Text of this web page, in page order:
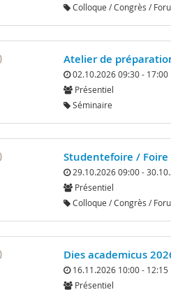
Colloque / Congrès /
Atelier de
02.10.2026 09:30 - 17:00
Présentiel
Séminaire
Studentefoire /
29.10.2026 09:00 -
Présentiel
Colloque / Congrès /
Dies academicus
16.11.2026 10:00 - 12:15
Présentiel